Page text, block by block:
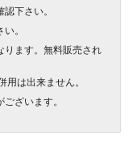
下さい。
。
ります。無料販売され
は出来ません。
ざいます。